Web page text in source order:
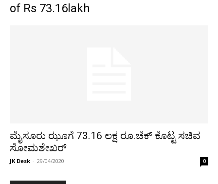
of Rs 73.16lakh
ಮೈಸೂರು ಝೂಗೆ 73.16 ಲಕ್ಷ ರೂ.ಚೆಕ್ ಕೊಟ್ಟ ಸಚಿವ
ಸೋಮಶೇಖರ್
JK Desk - 29/04/2020 0